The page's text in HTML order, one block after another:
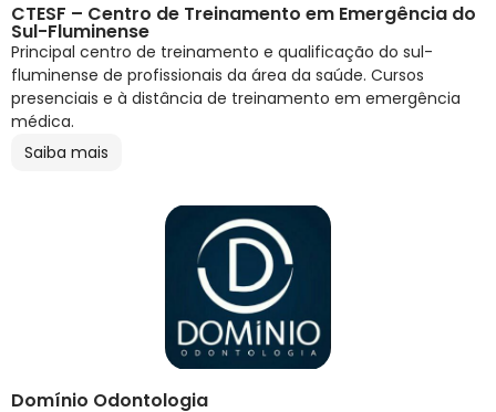
CTESF – Centro de Treinamento em Emergência do
Sul-Fluminense
Principal centro de treinamento e qualificação do sul-
fluminense de profissionais da área da saúde. Cursos
presenciais e à distância de treinamento em emergência
médica.
Saiba mais
Domínio Odontologia